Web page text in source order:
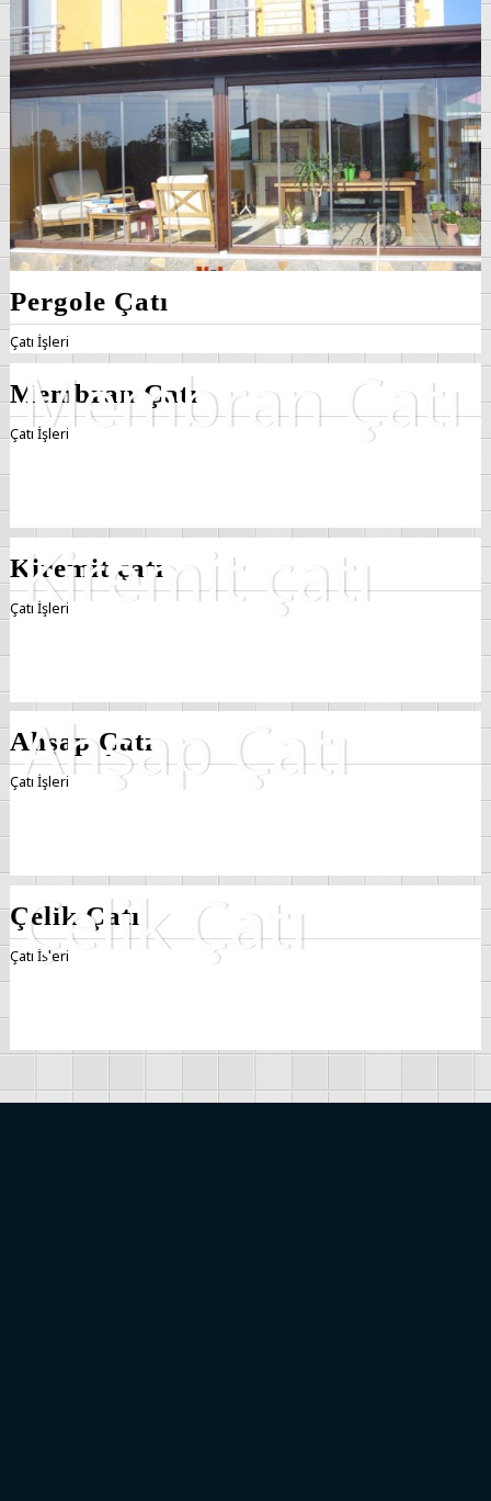
Pergole Çatı
Çatı İşleri
Membran Çatı
Çatı İşleri
Kiremit çatı
Çatı İşleri
Ahşap Çatı
Çatı İşleri
Çelik Çatı
Çatı İşleri